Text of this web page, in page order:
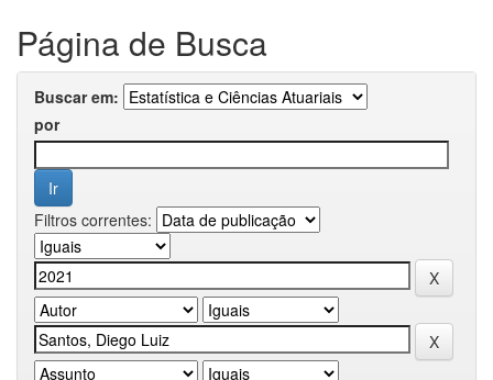
Página de Busca
Buscar em:
por
Filtros correntes: